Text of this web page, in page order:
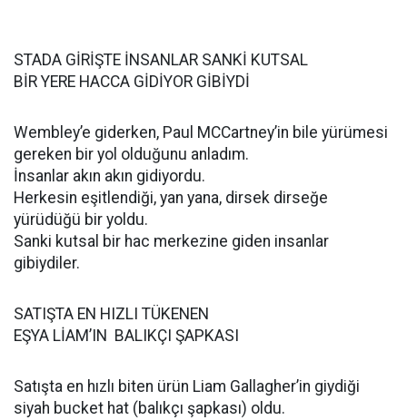
STADA GİRİŞTE İNSANLAR SANKİ KUTSAL
BİR YERE HACCA GİDİYOR GİBİYDİ
Wembley’e giderken, Paul MCCartney’in bile yürümesi
gereken bir yol olduğunu anladım.
İnsanlar akın akın gidiyordu.
Herkesin eşitlendiği, yan yana, dirsek dirseğe
yürüdüğü bir yoldu.
Sanki kutsal bir hac merkezine giden insanlar
gibiydiler.
SATIŞTA EN HIZLI TÜKENEN
EŞYA LİAM’IN BALIKÇI ŞAPKASI
Satışta en hızlı biten ürün Liam Gallagher’in giydiği
siyah bucket hat (balıkçı şapkası) oldu.